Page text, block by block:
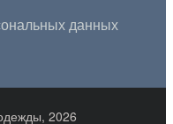
данных
2026